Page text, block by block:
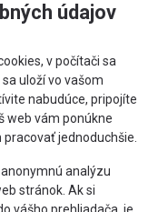
údajov
v počítači sa
uloží vo vašom
nabudúce, pripojíte
web vám ponúkne
jednoduchšie.
analýzu
stránok. Ak si